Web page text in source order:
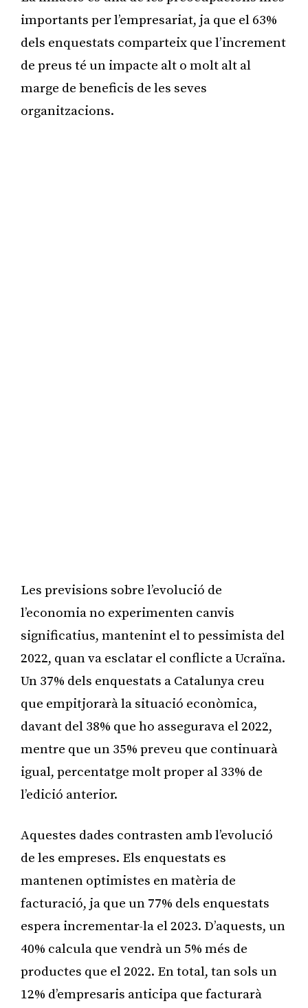
importants per l’empresariat, ja que el 63%
dels enquestats comparteix que l’increment
de preus té un impacte alt o molt alt al
marge de beneficis de les seves
organitzacions.
Les previsions sobre l’evolució de
l’economia no experimenten canvis
significatius, mantenint el to pessimista del
2022, quan va esclatar el conflicte a Ucraïna.
Un 37% dels enquestats a Catalunya creu
que empitjorarà la situació econòmica,
davant del 38% que ho assegurava el 2022,
mentre que un 35% preveu que continuarà
igual, percentatge molt proper al 33% de
l’edició anterior.
Aquestes dades contrasten amb l’evolució
de les empreses. Els enquestats es
mantenen optimistes en matèria de
facturació, ja que un 77% dels enquestats
espera incrementar-la el 2023. D’aquests, un
40% calcula que vendrà un 5% més de
productes que el 2022. En total, tan sols un
12% d’empresaris anticipa que facturarà